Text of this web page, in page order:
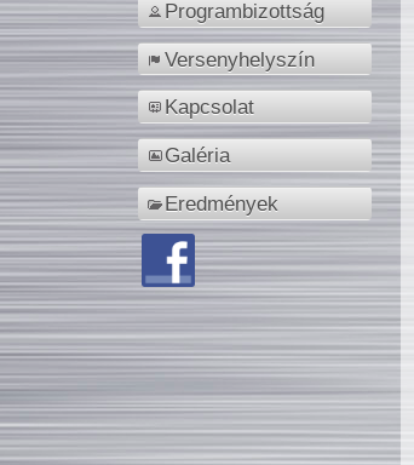
Programbizottság
Versenyhelyszín
Kapcsolat
Galéria
Eredmények